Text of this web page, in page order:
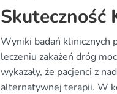
Skuteczność
Wyniki badań klinicznych
leczeniu zakażeń dróg
wykazały, że pacjenci z
alternatywnej terapii. W